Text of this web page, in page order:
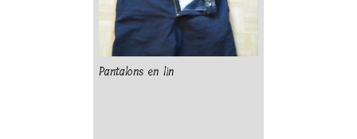
Pantalons en lin